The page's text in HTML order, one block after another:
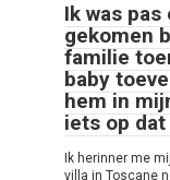
Ik was
gekomen
familie
baby
hem in
iets op
Ik herinner me
villa in Toscane